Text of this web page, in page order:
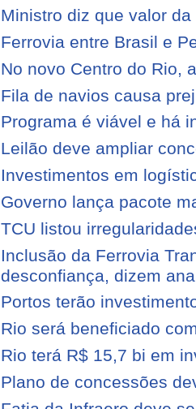
Ministro diz que valor
Ferrovia entre Brasil e
No novo Centro do Rio,
Fila de navios causa
Programa é viável e há
Leilão deve ampliar
Investimentos em
Governo lança pacote
TCU listou
Inclusão da Ferrovia
desconfiança, dizem
Portos terão
Rio será beneficiado
Rio terá R$ 15,7 bi em
Plano de concessões